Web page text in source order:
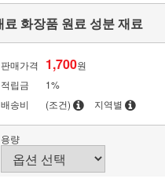
화장품 원료 성분 재료
판매가격 1,700원
적립금
1%
배송비
(조건) 지역별
용량